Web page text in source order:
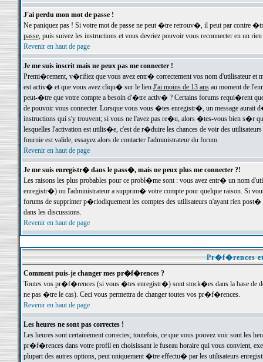
J'ai perdu mon mot de passe !
Ne paniquez pas ! Si votre mot de passe ne peut �tre retrouv�, il peut par contre
passe, puis suivez les instructions et vous devriez pouvoir vous reconnecter en un rien
Revenir en haut de page
Je me suis inscrit mais ne peux pas me connecter !
Premi�rement, v�rifiez que vous avez entr� correctement vos nom d'utilisateur
est activ� et que vous avez cliqu� sur le lien J'ai moins de 13 ansau moment de
peut-�tre que votre compte a besoin d'�tre activ� ? Certains forums requi�rent
de pouvoir vous connecter. Lorsque vous vous �tes enregistr�, un message aurait
instructions qui s'y trouvent; si vous ne l'avez pas re�u, alors �tes-vous bien s�r
lesquelles l'activation est utilis�e, c'est de r�duire les chances de voir des
fournie est valide, essayez alors de contacter l'administrateur du forum.
Revenir en haut de page
Je me suis enregistr� dans le pass�, mais ne peux plus me connecter ?!
Les raisons les plus probables pour ce probl�me sont : vous avez entr� un nom
enregistr�) ou l'administrateur a supprim� votre compte pour quelque raison. Si
forums de supprimer p�riodiquement les comptes des utilisateurs n'ayant rien
dans les discussions.
Revenir en haut de page
Pr�f�rences
Comment puis-je changer mes pr�f�rences ?
Toutes vos pr�f�rences (si vous �tes enregistr�) sont stock�es dans la base de
ne pas �tre le cas). Ceci vous permettra de changer toutes vos pr�f�rences.
Revenir en haut de page
Les heures ne sont pas correctes !
Les heures sont certainement correctes; toutefois, ce que vous pouvez voir sont
pr�f�rences dans votre profil en choisissant le fuseau horaire qui vous convient,
plupart des autres options, peut uniquement �tre effectu� par les utilisateurs